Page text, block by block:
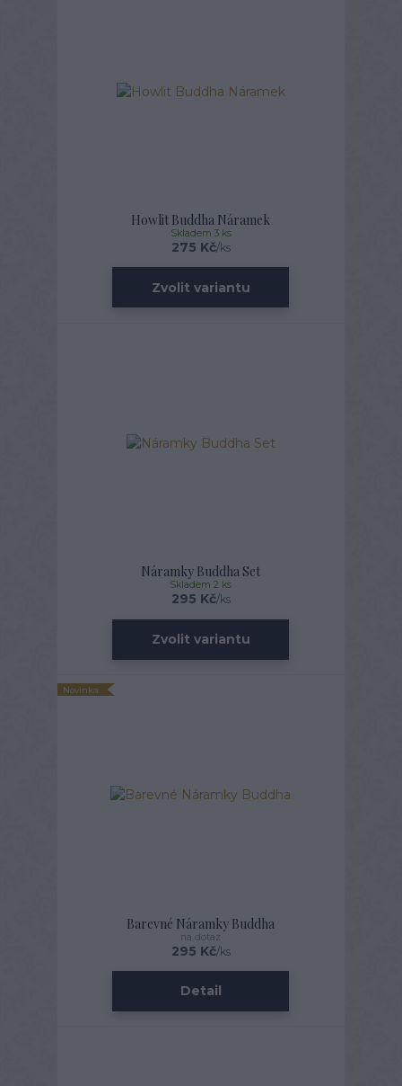
Howlit Buddha Náramek
275 Kč/ks
Skladem 3 ks
Zvolit variantu
Náramky Buddha Set
295 Kč/ks
Skladem 2 ks
Zvolit variantu
Novinka
Barevné Náramky Buddha
295 Kč/ks
na dotaz
Detail